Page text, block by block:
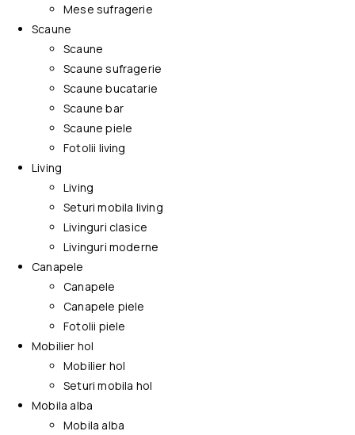
Mese sufragerie
Scaune
Scaune
Scaune sufragerie
Scaune bucatarie
Scaune bar
Scaune piele
Fotolii living
Living
Living
Seturi mobila living
Livinguri clasice
Livinguri moderne
Canapele
Canapele
Canapele piele
Fotolii piele
Mobilier hol
Mobilier hol
Seturi mobila hol
Mobila alba
Mobila alba